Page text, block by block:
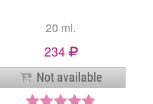
20 ml.
234
Not available